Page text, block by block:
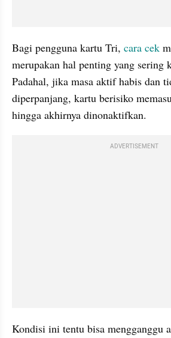
Bagi pengguna kartu Tri, cara cek
merupakan hal penting yang sering
Padahal, jika masa aktif habis dan
diperpanjang, kartu berisiko
hingga akhirnya dinonaktifkan.
ADVERTISEMENT
Kondisi ini tentu bisa mengganggu